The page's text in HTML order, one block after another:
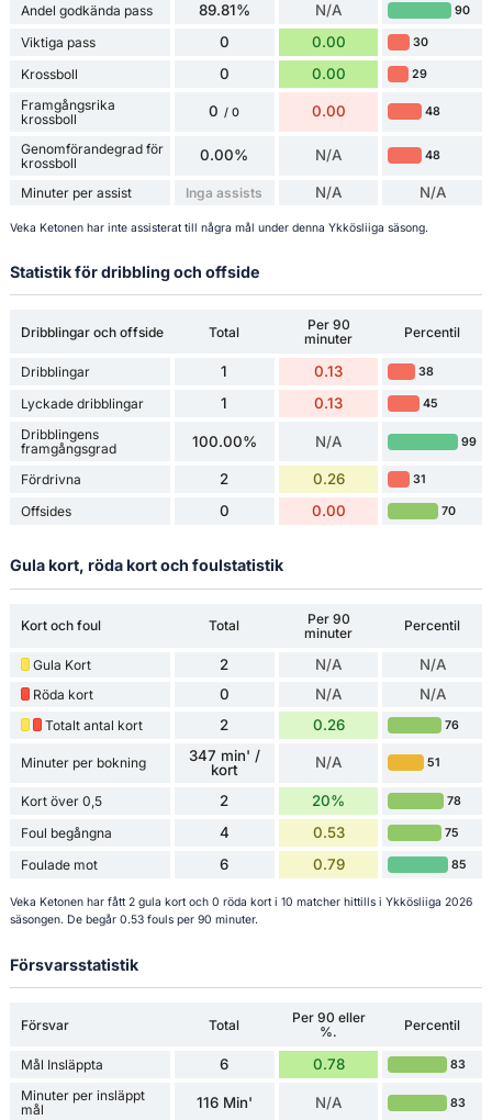
Andel godkända pass 89.81% N/A 90
Viktiga pass 0 0.00 30
Krossboll 0 0.00 29
Framgångsrika
krossboll
0 / 0 0.00 48
Genomförandegrad för
krossboll
0.00% N/A 48
Minuter per assist Inga assists N/A N/A
Veka Ketonen har inte assisterat till några mål under denna Ykkösliiga säsong.
Statistik för dribbling och offside
Dribblingar och offside Total
Per 90
minuter
Percentil
Dribblingar 1 0.13 38
Lyckade dribblingar 1 0.13 45
Dribblingens
framgångsgrad
100.00% N/A 99
Fördrivna 2 0.26 31
Offsides 0 0.00 70
Gula kort, röda kort och foulstatistik
Kort och foul Total
Per 90
minuter
Percentil
Gula Kort 2 N/A N/A
Röda kort 0 N/A N/A
Totalt antal kort 2 0.26 76
Minuter per bokning
347 min' /
kort
N/A 51
Kort över 0,5 2 20% 78
Foul begångna 4 0.53 75
Foulade mot 6 0.79 85
Veka Ketonen har fått 2 gula kort och 0 röda kort i 10 matcher hittills i Ykkösliiga 2026
säsongen. De begår 0.53 fouls per 90 minuter.
Försvarsstatistik
Försvar Total
Per 90 eller
%.
Percentil
Mål Insläppta 6 0.78 83
Minuter per insläppt
mål
116 Min' N/A 83